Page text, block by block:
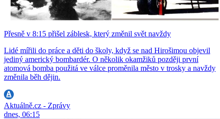
Přesně v 8:15 přišel záblesk, který změnil svět navždy
Lidé mířili do práce a děti do školy, když se nad Hirošimou objevil
jediný americký bombardér. O několik okamžiků později první
atomová bomba použitá ve válce proměnila město v trosky a navždy
změnila běh dějin.
Aktuálně.cz - Zprávy
dnes, 06:15